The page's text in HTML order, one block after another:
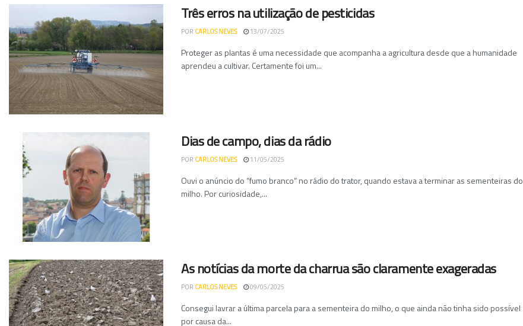
Três erros na utilização de pesticidas
POR CARLOS NEVES 13/07/2025
Proteger as plantas é uma necessidade que acompanha a agricultura desde que a humanidade
aprendeu a cultivar. Certamente foi um...
Dias de campo, dias da rádio
POR CARLOS NEVES 11/05/2025
Ouvi o anúncio do “fumo branco” no rádio do trator, quando estava a terminar as sementeiras do
milho. Por curiosidade,...
As notícias da morte da charrua são claramente exageradas
POR CARLOS NEVES 09/05/2025
Consegui lavrar a última parcela para a sementeira do milho, o que ainda não tinha sido possível
por causa da...